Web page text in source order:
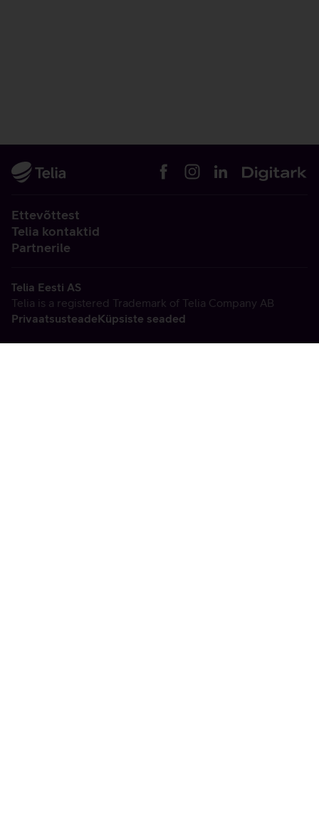
Ettevõttest
Telia kontaktid
Partnerile
Telia Eesti AS
Telia is a registered Trademark of Telia Company AB
PrivaatsusteadeKüpsiste seaded